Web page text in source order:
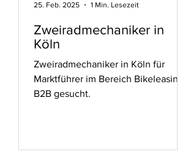
Zweiradmechaniker in
Köln
Zweiradmechaniker in Köln für
Marktführer im Bereich Bikeleasing
B2B gesucht.
25. Feb. 2025 1 Min. Lesezeit